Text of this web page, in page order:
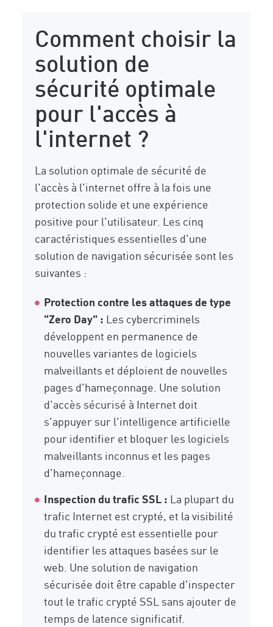
Comment choisir la
solution de
sécurité optimale
pour l'accès à
l'internet ?
La solution optimale de sécurité de
l'accès à l'internet offre à la fois une
protection solide et une expérience
positive pour l'utilisateur. Les cinq
caractéristiques essentielles d'une
solution de navigation sécurisée sont les
suivantes :
Protection contre les attaques de type
"Zero Day" : Les cybercriminels
développent en permanence de
nouvelles variantes de logiciels
malveillants et déploient de nouvelles
pages d'hameçonnage. Une solution
d'accès sécurisé à Internet doit
s'appuyer sur l'intelligence artificielle
pour identifier et bloquer les logiciels
malveillants inconnus et les pages
d'hameçonnage.
Inspection du trafic SSL : La plupart du
trafic Internet est crypté, et la visibilité
du trafic crypté est essentielle pour
identifier les attaques basées sur le
web. Une solution de navigation
sécurisée doit être capable d'inspecter
tout le trafic crypté SSL sans ajouter de
temps de latence significatif.